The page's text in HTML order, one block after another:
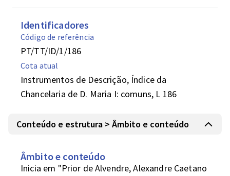
Identificadores
Código de referência
PT/TT/ID/1/186
Cota atual
Instrumentos de Descrição, Índice da
Chancelaria de D. Maria I: comuns, L 186
Conteúdo e estrutura > Âmbito e conteúdo
Âmbito e conteúdo
Inicia em "Prior de Alvendre, Alexandre Caetano